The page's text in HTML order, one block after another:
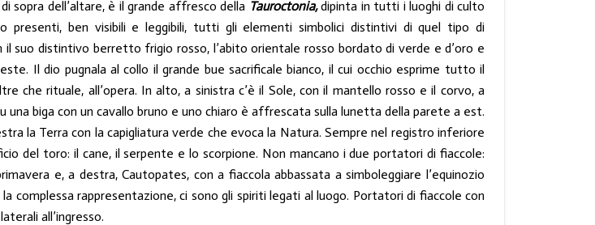
sopra dell’altare, è il grande affresco della Tauroctonia, dipinta in tutti i luoghi di culto
presenti, ben visibili e leggibili, tutti gli elementi simbolici distintivi di quel tipo di
suo distintivo berretto frigio rosso, l’abito orientale rosso bordato di verde e d’oro e
Il dio pugnala al collo il grande bue sacrificale bianco, il cui occhio esprime tutto il
che rituale, all’opera. In alto, a sinistra c’è il Sole, con il mantello rosso e il corvo, a
biga con un cavallo bruno e uno chiaro è affrescata sulla lunetta della parete a est.
la Terra con la capigliatura verde che evoca la Natura. Sempre nel registro inferiore
del toro: il cane, il serpente e lo scorpione. Non mancano i due portatori di fiaccole:
e, a destra, Cautopates, con a fiaccola abbassata a simboleggiare l’equinozio
complessa rappresentazione, ci sono gli spiriti legati al luogo. Portatori di fiaccole con
all’ingresso.